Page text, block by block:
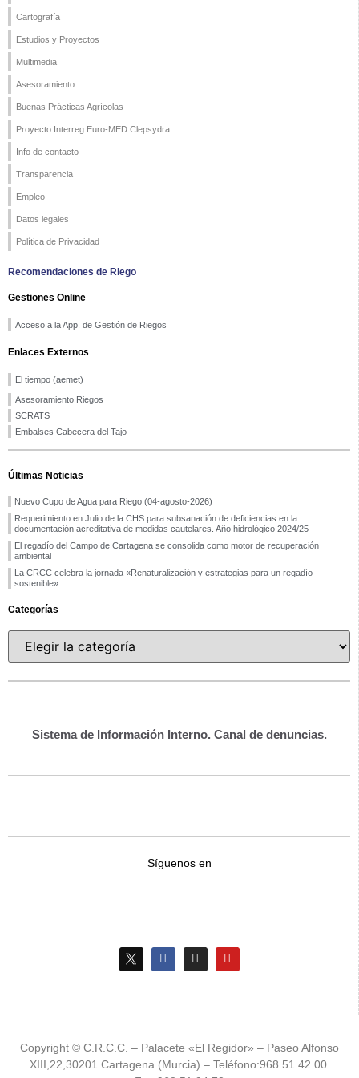
Cartografía
Estudios y Proyectos
Multimedia
Asesoramiento
Buenas Prácticas Agrícolas
Proyecto Interreg Euro-MED Clepsydra
Info de contacto
Transparencia
Empleo
Datos legales
Política de Privacidad
Recomendaciones de Riego
Gestiones Online
Acceso a la App. de Gestión de Riegos
Enlaces Externos
El tiempo (aemet)
Asesoramiento Riegos
SCRATS
Embalses Cabecera del Tajo
Últimas Noticias
Nuevo Cupo de Agua para Riego (04-agosto-2026)
Requerimiento en Julio de la CHS para subsanación de deficiencias en la
documentación acreditativa de medidas cautelares. Año hidrológico 2024/25
El regadío del Campo de Cartagena se consolida como motor de recuperación
ambiental
La CRCC celebra la jornada «Renaturalización y estrategias para un regadío
sostenible»
Categorías
Sistema de Información Interno. Canal de denuncias.
Síguenos en
Copyright © C.R.C.C. – Palacete «El Regidor» – Paseo Alfonso
XIII,22,30201 Cartagena (Murcia) – Teléfono:968 51 42 00.